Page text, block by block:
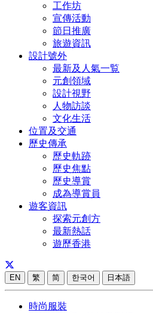
工作坊
宣傳活動
節日推廣
旅遊資訊
設計號外
最新及人氣一覧
元創領域
設計視野
人物訪談
文化生活
位置及交通
歷史傳承
歷史軌跡
歷史焦點
歷史導賞
成為導賞員
遊客資訊
探索元創方
最新熱話
遊歷香港
EN 繁 简 한국어 日本語
時尚服裝